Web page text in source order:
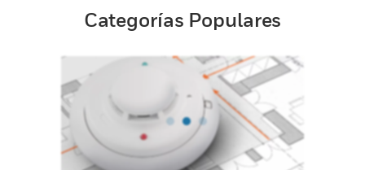
Categorías Populares